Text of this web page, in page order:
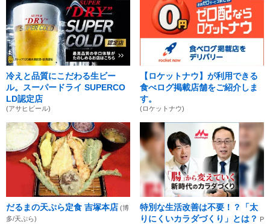
冷えと品質にこだわる生ビー
ル。スーパードライ SUPERCO
LD認定店
(アサヒビール)
【ロケットナウ】が利用できる
食べログ掲載店舗をご紹介しま
す。
(ロケットナウ)
だるまの天ぷら定食 吉塚本店 (博
多/天ぷら)
特別な生活改善は不要！？「太
りにくいカラダづくり」とは？ P